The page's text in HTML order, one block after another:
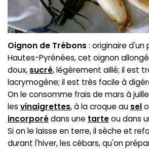
Oignon de Trébons : originaire
Hautes-Pyrénées, cet oignon
doux,sucré, légèrement aillé; il est
lacrymogène; il est très facile à
On le consomme frais de mars à
les vinaigrettes, à la croque ausel
incorporédans une tarteou dans
Si on le laisse en terre, il sèche et
durant l'hiver, les cébars, qu'on